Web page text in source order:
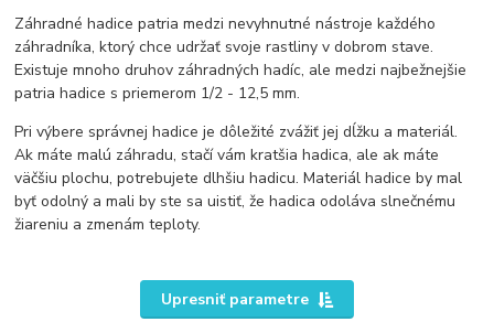
Záhradné hadice patria medzi nevyhnutné nástroje každého
záhradníka, ktorý chce udržať svoje rastliny v dobrom stave.
Existuje mnoho druhov záhradných hadíc, ale medzi najbežnejšie
patria hadice s priemerom 1/2 - 12,5 mm.
Pri výbere správnej hadice je dôležité zvážiť jej dĺžku a materiál.
Ak máte malú záhradu, stačí vám kratšia hadica, ale ak máte
väčšiu plochu, potrebujete dlhšiu hadicu. Materiál hadice by mal
byť odolný a mali by ste sa uistiť, že hadica odoláva slnečnému
žiareniu a zmenám teploty.
Upresniť parametre